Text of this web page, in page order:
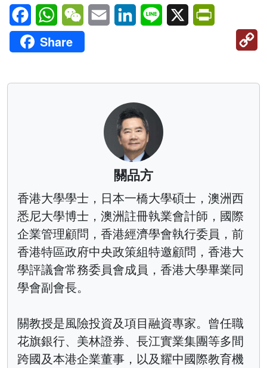
FacebookWhatsAppWeChatEmail LinkedInLine X
Share
關品方
香港大學學士，日本一橋大學碩士，澳洲西
悉尼大學博士，澳洲註冊執業會計師，國際
企業管理顧問，香港經濟學會執行委員，前
香港特區政府中央政策組特邀顧問，香港大
學評議會常務委員會成員，香港大學畢業同
學會副會長。
關教授是風險投資及項目融資專家。曾任職
花旗銀行、美林證券、長江實業集團等多間
跨國及本港企業董事，以及耀中國際教育機